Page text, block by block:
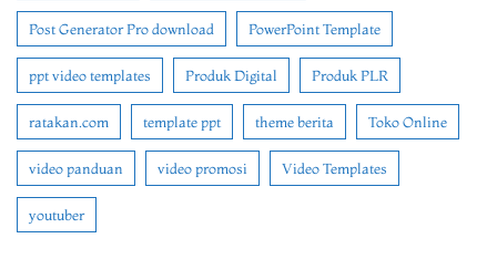
Post Generator Pro download PowerPoint Template
ppt video templates Produk Digital Produk PLR
ratakan.com template ppt theme berita Toko Online
video panduan video promosi Video Templates
youtuber